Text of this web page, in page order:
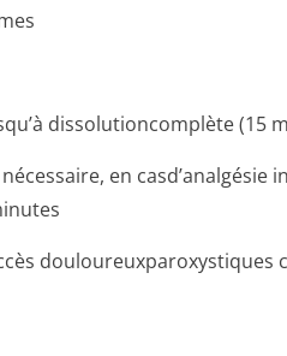
dissolutioncomplète (15
en casd’analgésie
douloureuxparo­xystiques